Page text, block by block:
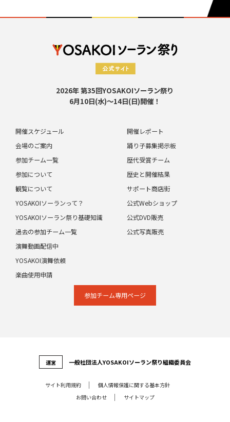
2026年 第35回YOSAKOIソーラン祭り
6月10日(水)～14日(日)開催！
開催スケジュール
会場のご案内
参加チーム一覧
参加について
観覧について
開催レポート
踊り子募集掲示板
歴代受賞チーム
歴史と開催結果
サポート商店街
YOSAKOIソーランって？
YOSAKOIソーラン祭り基礎知識
過去の参加チーム一覧
演舞動画配信中
公式Webショップ
公式DVD販売
公式写真販売
YOSAKOI演舞依頼
楽曲使用申請
参加チーム専⽤ページ
運営 ⼀般社団法⼈YOSAKOIソーラン祭り組織委員会
サイト利⽤規約
個⼈情報保護に関する基本⽅針
お問い合わせ
サイトマップ